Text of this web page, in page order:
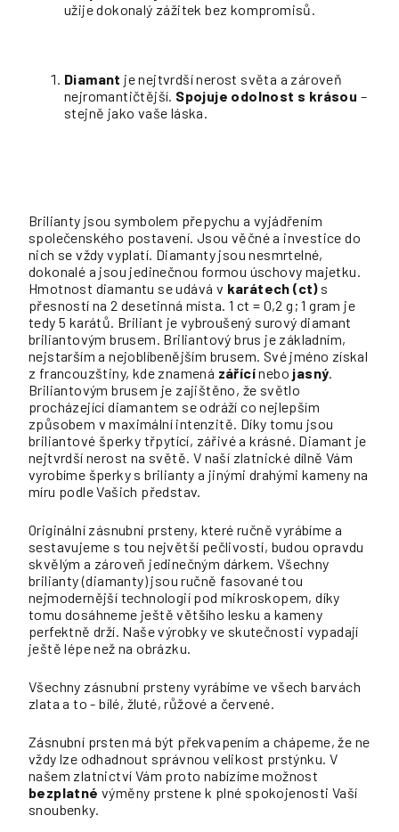
užije dokonalý zážitek bez kompromisů.
Diamant je nejtvrdší nerost světa a zároveň
nejromantičtější. Spojuje odolnost s krásou –
stejně jako vaše láska.
Brilianty jsou symbolem přepychu a vyjádřením
společenského postavení. Jsou věčné a investice do
nich se vždy vyplatí. Diamanty jsou nesmrtelné,
dokonalé a jsou jedinečnou formou úschovy majetku.
Hmotnost diamantu se udává v karátech (ct)s
přesností na 2 desetinná místa. 1 ct = 0,2 g; 1 gram je
tedy 5 karátů. Briliant je vybroušený surový diamant
briliantovým brusem. Briliantový brus je základním,
nejstarším a nejoblíbenějším brusem. Své jméno získal
z francouzštiny, kde znamená zářícínebo jasný.
Briliantovým brusem je zajištěno, že světlo
procházející diamantem se odráží co nejlepším
způsobem v maximální intenzitě. Díky tomu jsou
briliantové šperky třpytící, zářivé a krásné. Diamant je
nejtvrdší nerost na světě. V naší zlatnické dílně Vám
vyrobíme šperky s brilianty a jinými drahými kameny na
míru podle Vašich představ.
Originální zásnubní prsteny, které ručně vyrábíme a
sestavujeme s tou největší pečlivostí, budou opravdu
skvělým a zároveň jedinečným dárkem. Všechny
brilianty (diamanty) jsou ručně fasované tou
nejmodernější technologií pod mikroskopem, díky
tomu dosáhneme ještě většího lesku a kameny
perfektně drží. Naše výrobky ve skutečnosti vypadají
ještě lépe než na obrázku.
Všechny zásnubní prsteny vyrábíme ve všech barvách
zlata a to - bílé, žluté, růžové a červené.
Zásnubní prsten má být překvapením a chápeme, že ne
vždy lze odhadnout správnou velikost prstýnku. V
našem zlatnictví Vám proto nabízíme možnost
bezplatné výměny prstene k plné spokojenosti Vaší
snoubenky.